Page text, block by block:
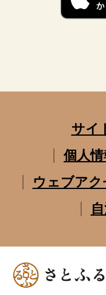
サイ
個人
ウェブア